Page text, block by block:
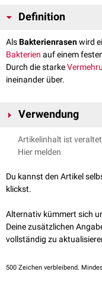
Definition
AlsBakterienrasenwird
Bakterien auf einem
Durch die starke
ineinander über.
Verwendung
Mikrobiologie
Resistenzbestimmung
analysieren.
Artikelinhalt ist
Hier melden
Du kannst den Artikel
klickst.
Alternativ kümmert sich
Deine zusätzlichen
vollständig zu
500 Zeichen verbleibend.